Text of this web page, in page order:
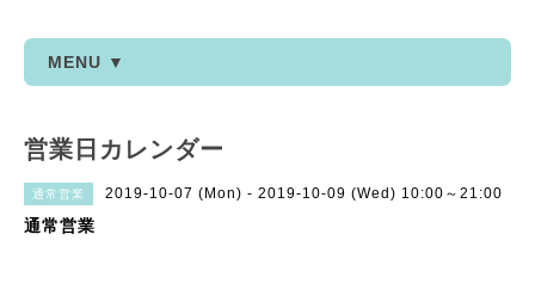
MENU ▼
営業日カレンダー
通常営業 2019-10-07 (Mon) - 2019-10-09 (Wed) 10:00～21:00
通常営業